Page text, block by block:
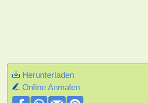
Herunterladen
Online Anmalen